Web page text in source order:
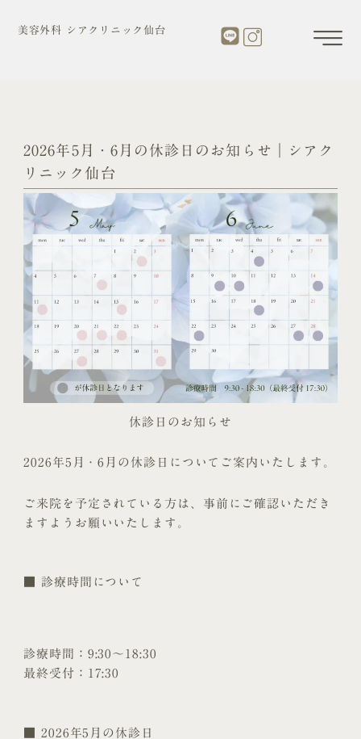
美容外科 シアクリニック仙台
2026年5月・6月の休診日のお知らせ｜シアク
リニック仙台
休診日のお知らせ
2026年5月・6月の休診日についてご案内いたします。
ご来院を予定されている方は、事前にご確認いただき
ますようお願いいたします。
■ 診療時間について
診療時間：9:30〜18:30
最終受付：17:30
■ 2026年5月の休診日